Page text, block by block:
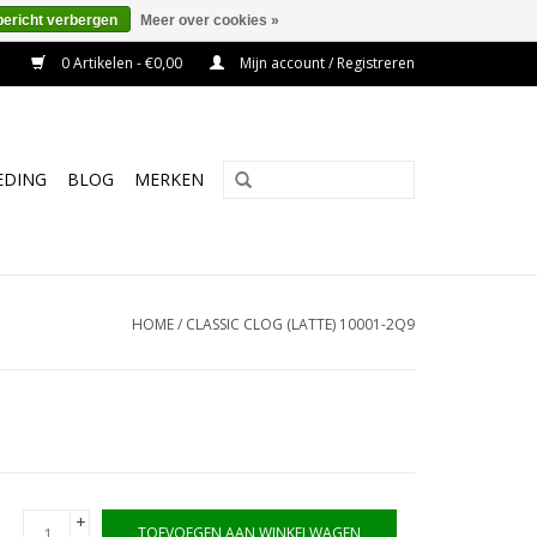
0 Artikelen - €0,00 Mijn account / Registreren
BLOG MERKEN
HOME/ CLASSIC CLOG (LATTE) 10001-2Q9
+
TOEVOEGEN AAN WINKELWAGEN
verbergen Meer over cookies »